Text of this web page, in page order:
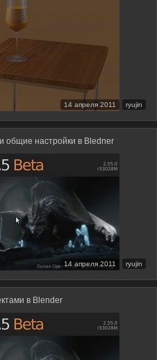
14 апреля 2011 ryujin
общие настройки в Bledner
14 апреля 2011 ryujin
в Blender